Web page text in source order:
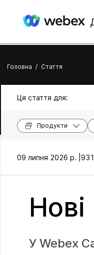
Головна / Стаття
Ця стаття для:
Продукти
09 липня 2026 р. |
У Webex